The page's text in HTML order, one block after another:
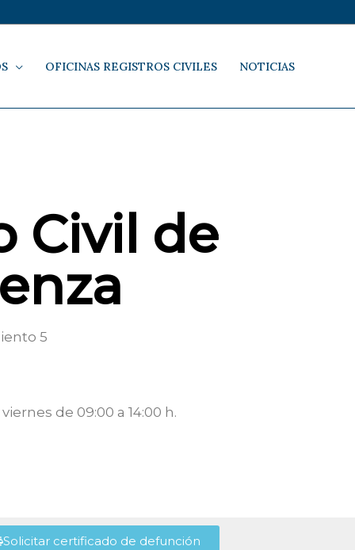
OFICINAS REGISTROS CIVILES NOTICIAS
Civil de
5
de 09:00 a 14:00 h.
Solicitar certificado de defunción